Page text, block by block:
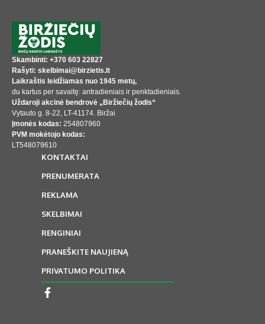
Skambinti: +370 603 22827
Rašyti: skelbimai@birzietis.lt
Laikraštis leidžiamas nuo 1945 metų,
du kartus per savaitę: antradieniais ir penktadieniais.
Uždaroji akcinė bendrovė „Biržiečių žodis“
Vytauto g. 8-22, LT-41174. Biržai
Įmonės kodas: 254807960
PVM mokėtojo kodas:
LT548079610
KONTAKTAI
PRENUMERATA
REKLAMA
SKELBIMAI
RENGINIAI
PRANEŠKITE NAUJIENĄ
PRIVATUMO POLITIKA